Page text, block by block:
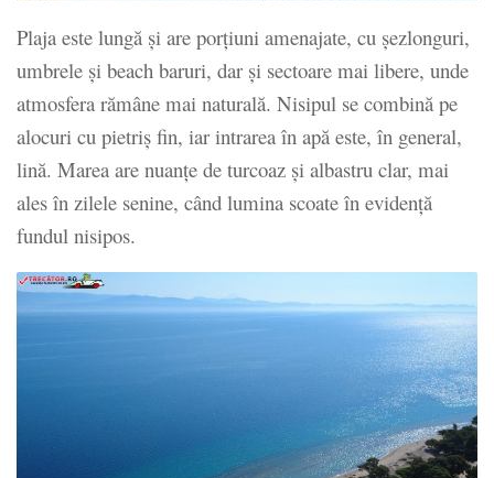
Plaja este lungă și are porțiuni amenajate, cu șezlonguri,
umbrele și beach baruri, dar și sectoare mai libere, unde
atmosfera rămâne mai naturală. Nisipul se combină pe
alocuri cu pietriș fin, iar intrarea în apă este, în general,
lină. Marea are nuanțe de turcoaz și albastru clar, mai
ales în zilele senine, când lumina scoate în evidență
fundul nisipos.